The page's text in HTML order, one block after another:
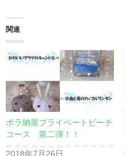
関連
ボラ納屋プライベートビーチ
コース 第二弾！！
2018年7月26日